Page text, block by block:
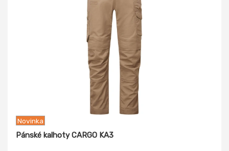
Novinka
Pánské kalhoty CARGO KA3